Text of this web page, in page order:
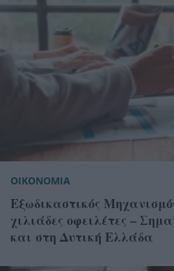
ΟΙΚΟΝΟΜΙΑ
Εξωδικαστικός
χιλιάδες οφειλέτες –
και στη Δυτική Ελλάδα